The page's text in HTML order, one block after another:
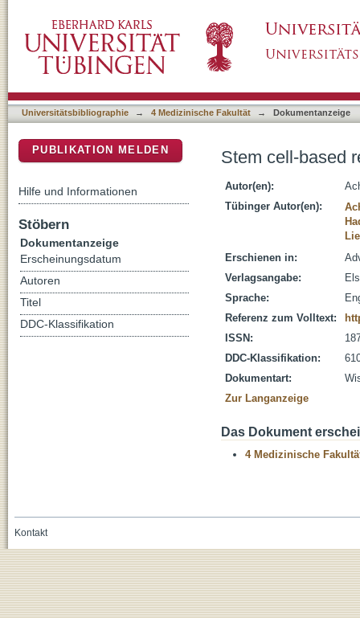
Universitätsbibliographie → 4 Medizinische Fakultät → Dokumentanzeige
Stem cell-based
Autor(en):
Tübinger Autor(en):
Erschienen in:
Verlagsangabe:
Sprache:
Referenz zum Volltext:
ISSN:
DDC-Klassifikation:
Dokumentart:
Zur Langanzeige
Das Dokument
4 Medizinische
PUBLIKATION MELDEN
Hilfe und Informationen
Stöbern
Dokumentanzeige
Erscheinungsdatum
Autoren
Titel
DDC-Klassifikation
Kontakt